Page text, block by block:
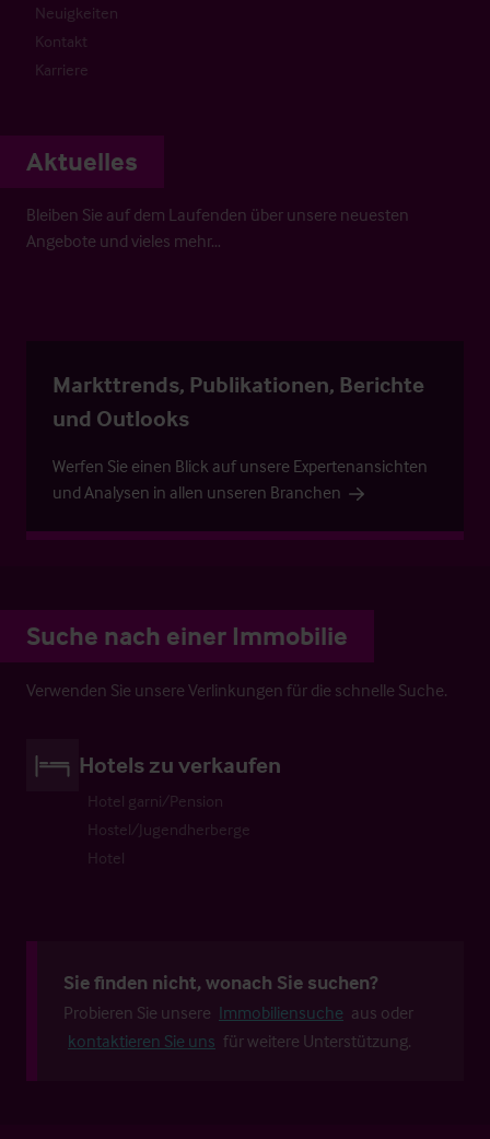
Neuigkeiten
Kontakt
Karriere
Aktuelles
Bleiben Sie auf dem Laufenden über unsere neuesten
Angebote und vieles mehr…
Markttrends, Publikationen, Berichte
und Outlooks
Werfen Sie einen Blick auf unsere Expertenansichten
und Analysen in allen unseren Branchen
Suche nach einer Immobilie
Verwenden Sie unsere Verlinkungen für die schnelle Suche.
Hotels zu verkaufen
Hotel garni/Pension
Hostel/Jugendherberge
Hotel
Sie finden nicht, wonach Sie suchen?
Probieren Sie unsere Immobiliensuche aus oder
kontaktieren Sie uns für weitere Unterstützung.